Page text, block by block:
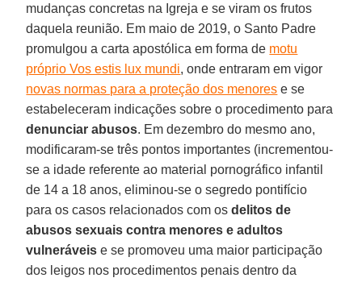
mudanças concretas na Igreja e se viram os frutos
daquela reunião. Em maio de 2019, o Santo Padre
promulgou a carta apostólica em forma de motu
próprio Vos estis lux mundi, onde entraram em vigor
novas normas para a proteção dos menores e se
estabeleceram indicações sobre o procedimento para
denunciar abusos. Em dezembro do mesmo ano,
modificaram-se três pontos importantes (incrementou-
se a idade referente ao material pornográfico infantil
de 14 a 18 anos, eliminou-se o segredo pontifício
para os casos relacionados com osdelitos de
abusos sexuais contra menores e adultos
vulneráveis e se promoveu uma maior participação
dos leigos nos procedimentos penais dentro da